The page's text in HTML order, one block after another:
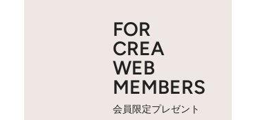
FOR
CREA
WEB
MEMBERS
会員限定プレゼント